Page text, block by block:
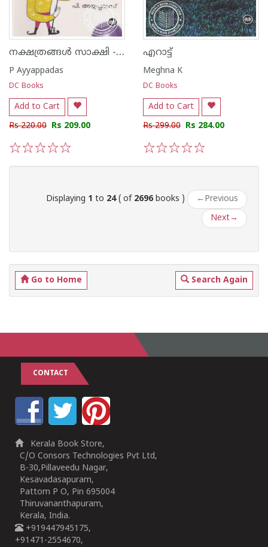
നക്ഷത്രങ്ങള്‍ സാക്ഷി - ഒരു സിനിമാക്കാരന്റെ ജീവിതം
P Ayyappadas
DC Books
Add to Cart
Rs 220.00 Rs 209.00
എറാട്ട്
Meghna K
DC Books
Add to Cart
Rs 299.00 Rs 284.00
Displaying 1 to 24( of 2696 books ) ← Previous
Next→
Go to Home Search Again
CONTACT
Kerala Book Store,
C/O Consors Technologies Pvt Ltd,
B-30,Pillaveedu Nagar,
Kesavadasapuram,
Pattom P O, Pin 695004
Thiruvananthapuram,
Kerala, India.
+919447945175,
+91471-2554670,